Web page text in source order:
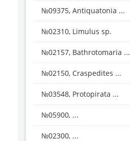
№09375, Antiquatonia ...
№02310, Limulus sp.
№02157, Bathrotomaria ...
№02150, Craspedites ...
№03548, Protopirata ...
№05900, ...
№02300, ...